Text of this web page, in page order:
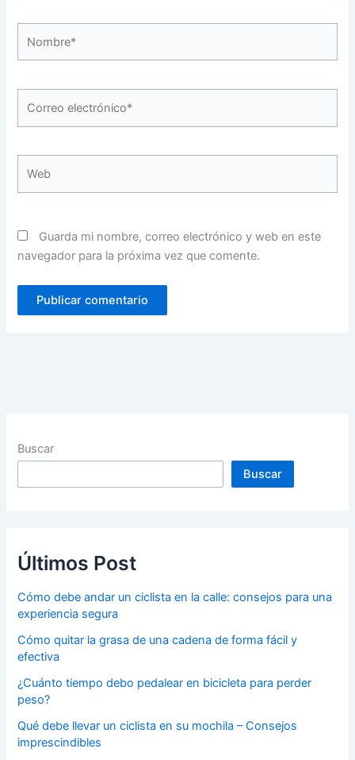
electrónico*
Guarda mi nombre, correo electrónico y web en este
navegador para la próxima vez que comente.
Buscar
Buscar
Últimos Post
Cómo debe andar un ciclista en la calle: consejos para una
experiencia segura
Cómo quitar la grasa de una cadena de forma fácil y
efectiva
¿Cuánto tiempo debo pedalear en bicicleta para perder
peso?
Qué debe llevar un ciclista en su mochila – Consejos
imprescindibles